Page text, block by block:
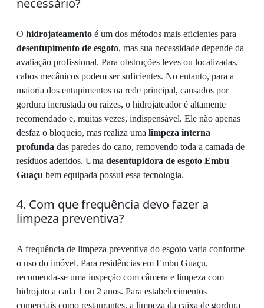
necessário?
O hidrojateamento é um dos métodos mais eficientes para
desentupimento de esgoto, mas sua necessidade depende da
avaliação profissional. Para obstruções leves ou localizadas,
cabos mecânicos podem ser suficientes. No entanto, para a
maioria dos entupimentos na rede principal, causados por
gordura incrustada ou raízes, o hidrojateador é altamente
recomendado e, muitas vezes, indispensável. Ele não apenas
desfaz o bloqueio, mas realiza uma limpeza interna
profunda das paredes do cano, removendo toda a camada de
resíduos aderidos. Uma desentupidora de esgoto Embu
Guaçu bem equipada possui essa tecnologia.
4. Com que frequência devo fazer a
limpeza preventiva?
A frequência de limpeza preventiva do esgoto varia conforme
o uso do imóvel. Para residências em Embu Guaçu,
recomenda-se uma inspeção com câmera e limpeza com
hidrojato a cada 1 ou 2 anos. Para estabelecimentos
comerciais como restaurantes, a limpeza da caixa de gordura